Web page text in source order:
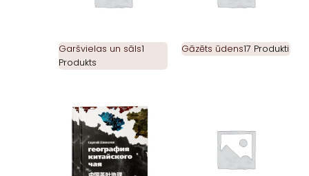
Garšvielas un sāls1
Produkts
Gāzēts ūdens17 Produkti